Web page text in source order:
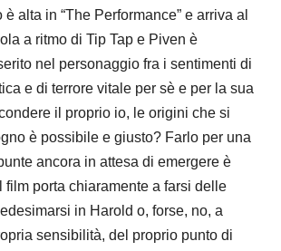
alta in “The Performance” e arriva al
a ritmo di Tip Tap e Piven è
nel personaggio fra i sentimenti di
e di terrore vitale per sè e per la sua
il proprio io, le origini che si
è possibile e giusto? Farlo per una
ancora in attesa di emergere è
film porta chiaramente a farsi delle
in Harold o, forse, no, a
sensibilità, del proprio punto di